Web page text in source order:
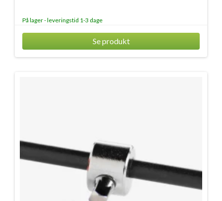
På lager - leveringstid 1-3 dage
Se produkt